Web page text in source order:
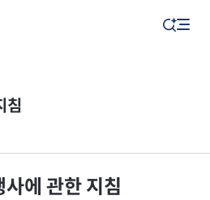
침
사에 관한 지침